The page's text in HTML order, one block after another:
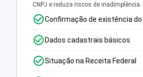
CNPJ e reduza riscos de inadimplência.
Confirmação de existência do
Dados cadastrais básicos
Situação na Receita Federal